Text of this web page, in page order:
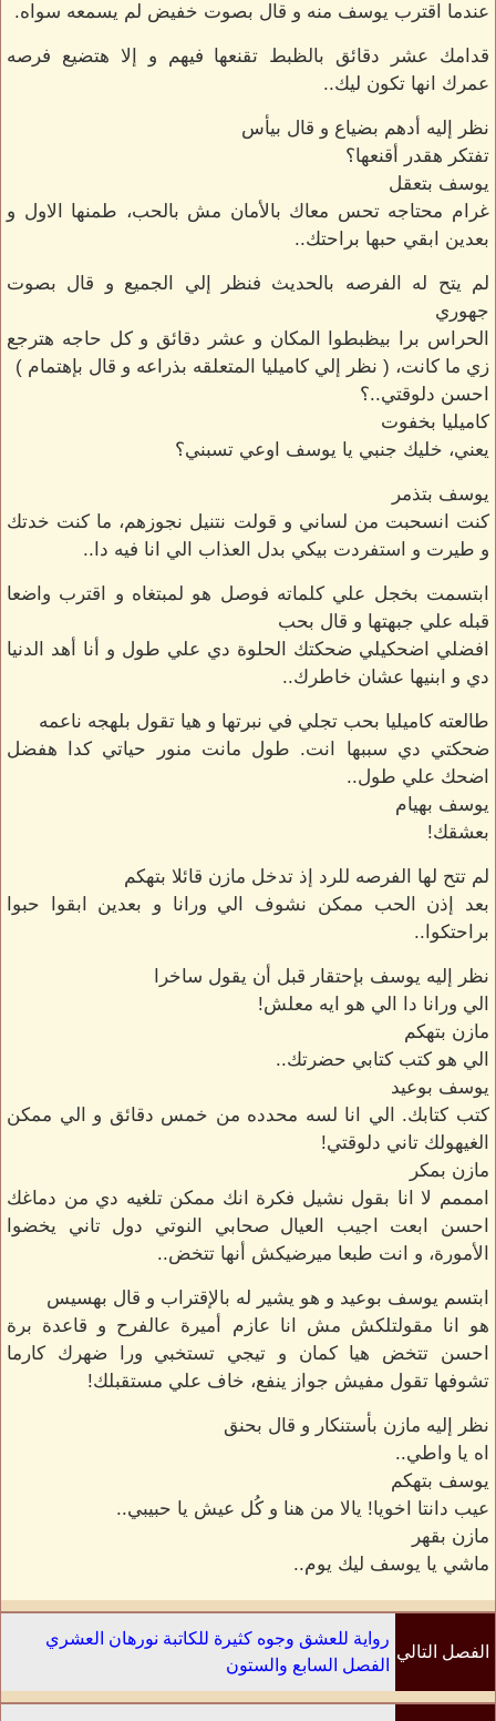
عندما اقترب يوسف منه و قال بصوت خفيض لم يسمعه سواه.
قدامك عشر دقائق بالظبط تقنعها فيهم و إلا هتضيع فرصه
عمرك انها تكون ليك..
نظر إليه أدهم بضياع و قال بيأس
تفتكر هقدر أقنعها؟
يوسف بتعقل
غرام محتاجه تحس معاك بالأمان مش بالحب، طمنها الاول و
بعدين ابقي حبها براحتك..
لم يتح له الفرصه بالحديث فنظر إلي الجميع و قال بصوت
جهوري
الحراس برا بيظبطوا المكان و عشر دقائق و كل حاجه هترجع
زي ما كانت، ( نظر إلي كاميليا المتعلقه بذراعه و قال بإهتمام )
احسن دلوقتي..؟
كاميليا بخفوت
يعني، خليك جنبي يا يوسف اوعي تسبني؟
يوسف بتذمر
كنت انسحبت من لساني و قولت نتنيل نجوزهم، ما كنت خدتك
و طيرت و استفردت بيكي بدل العذاب الي انا فيه دا..
ابتسمت بخجل علي كلماته فوصل هو لمبتغاه و اقترب واضعا
قبله علي جبهتها و قال بحب
افضلي اضحكيلي ضحكتك الحلوة دي علي طول و أنا أهد الدنيا
دي و ابنيها عشان خاطرك..
طالعته كاميليا بحب تجلي في نبرتها و هيا تقول بلهجه ناعمه
ضحكتي دي سببها انت. طول مانت منور حياتي كدا هفضل
اضحك علي طول..
يوسف بهيام
بعشقك!
لم تتح لها الفرصه للرد إذ تدخل مازن قائلا بتهكم
بعد إذن الحب ممكن نشوف الي ورانا و بعدين ابقوا حبوا
براحتكوا..
نظر إليه يوسف بإحتقار قبل أن يقول ساخرا
الي ورانا دا الي هو ايه معلش!
مازن بتهكم
الي هو كتب كتابي حضرتك..
يوسف بوعيد
كتب كتابك. الي انا لسه محدده من خمس دقائق و الي ممكن
الغيهولك تاني دلوقتي!
مازن بمكر
امممم لا انا بقول نشيل فكرة انك ممكن تلغيه دي من دماغك
احسن ابعت اجيب العيال صحابي النوتي دول تاني يخضوا
الأمورة، و انت طبعا ميرضيكش أنها تتخض..
ابتسم يوسف بوعيد و هو يشير له بالإقتراب و قال بهسيس
هو انا مقولتلكش مش انا عازم أميرة عالفرح و قاعدة برة
احسن تتخض هيا كمان و تيجي تستخبي ورا ضهرك كارما
تشوفها تقول مفيش جواز ينفع، خاف علي مستقبلك!
نظر إليه مازن بأستنكار و قال بحنق
اه يا واطي..
يوسف بتهكم
عيب دانتا اخويا! يالا من هنا و كُل عيش يا حبيبي..
مازن بقهر
ماشي يا يوسف ليك يوم..
الفصل التالي
رواية للعشق وجوه كثيرة للكاتبة نورهان العشري
الفصل السابع والستون